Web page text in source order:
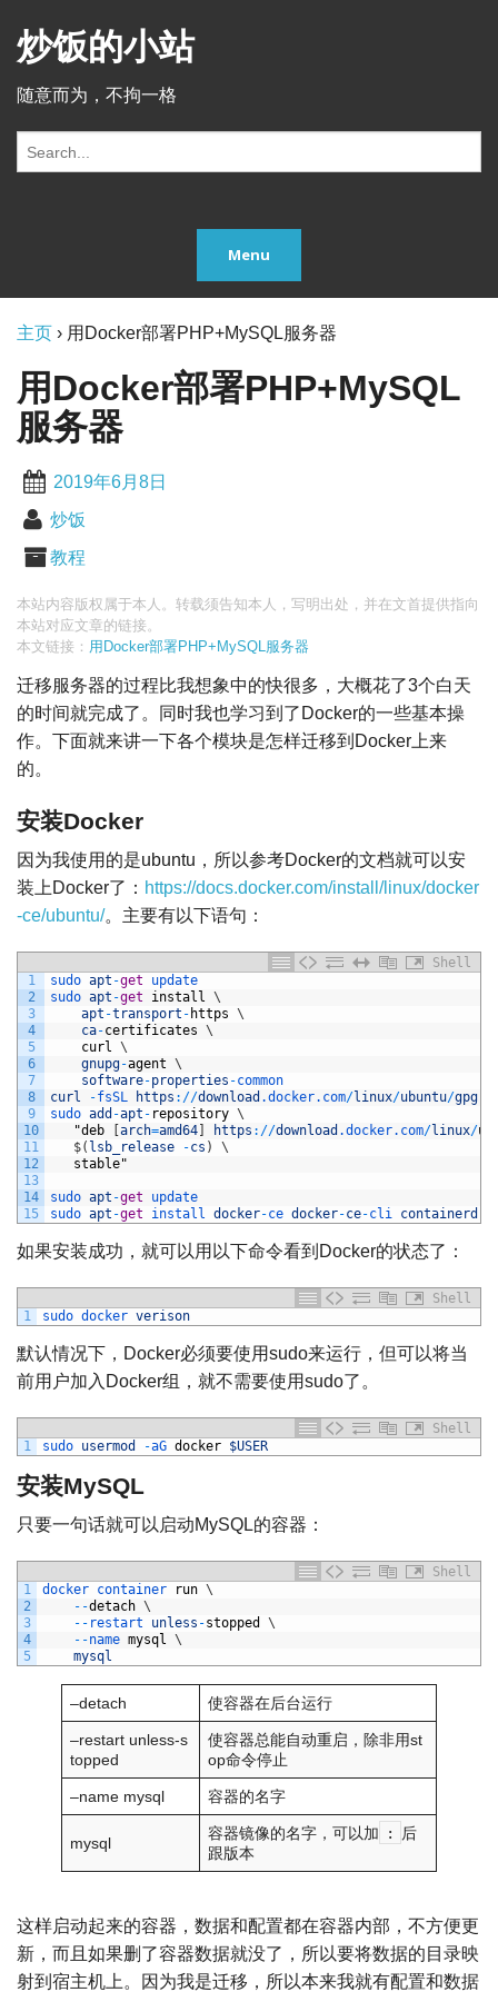
炒饭的小站
随意而为，不拘一格
r:
Menu
主页 › 用Docker部署PHP+MySQL服务器
用Docker部署PHP+MySQL
服务器
2019年6月8日
炒饭
教程
本站内容版权属于本人。转载须告知本人，写明出处，并在文首提供指向
本站对应文章的链接。
本文链接： 用Docker部署PHP+MySQL服务器
迁移服务器的过程比我想象中的快很多，大概花了3个白天
的时间就完成了。同时我也学习到了Docker的一些基本操
作。下面就来讲一下各个模块是怎样迁移到Docker上来
的。
安装Docker
因为我使用的是ubuntu，所以参考Docker的文档就可以安
装上Docker了： https://docs.docker.com/install/linux/docker
-ce/ubuntu/。主要有以下语句：
Shell
1
2
3
4
5
6
7
8
9
10
11
12
13
14
15
sudo apt -get
update
sudo apt -get install
\
apt -transport - https \
ca-certificates \
curl
\
gnupg-agent \
software-properties -common
curl
-fsSL https : //download .docker.com/linux/ubuntu/gpg
sudo add -apt - repository \
"deb [arch=amd64] https : //download .docker.com/linux/
$( lsb_release -cs )
\
stable"
sudo apt -get
update
sudo apt -get install docker-ce docker-ce-cli containerd
如果安装成功，就可以用以下命令看到Docker的状态了：
Shell
1
sudo docker verison
默认情况下，Docker必须要使用sudo来运行，但可以将当
前用户加入Docker组，就不需要使用sudo了。
Shell
1
sudo usermod -aG docker $USER
安装MySQL
只要一句话就可以启动MySQL的容器：
Shell
1
2
3
4
5
docker container run \
--detach \
-- restart unless -stopped
\
--name mysql
\
mysql
–detach 使容器在后台运行
–restart unless-s
topped
使容器总能自动重启，除非用st
op命令停止
–name mysql 容器的名字
mysql
容器镜像的名字，可以加 :
后
跟版本
这样启动起来的容器，数据和配置都在容器内部，不方便更
新，而且如果删了容器数据就没了，所以要将数据的目录映
射到宿主机上。因为我是迁移，所以本来我就有配置和数据